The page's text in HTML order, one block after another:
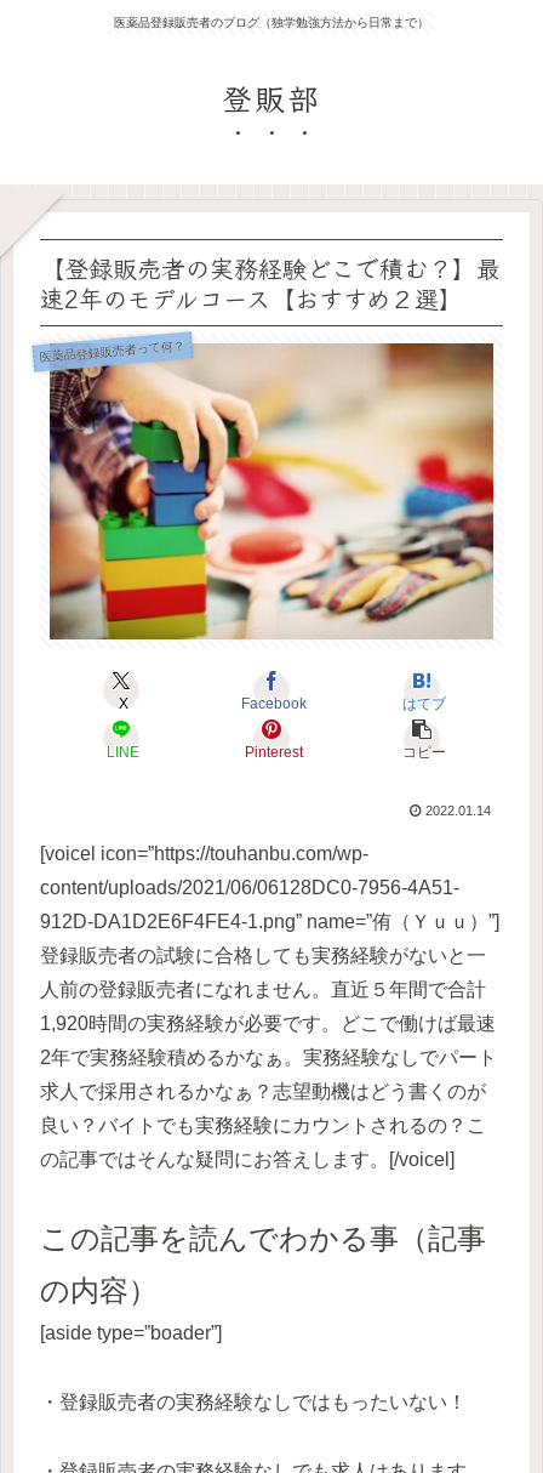
医薬品登録販売者のブログ（独学勉強方法から日常まで）
登販部
【登録販売者の実務経験どこで積む？】最
速2年のモデルコース【おすすめ２選】
医薬品登録販売者って何？
X Facebook はてブ
LINE Pinterest コピー
2022.01.14
[voicel icon=”https://touhanbu.com/wp-
content/uploads/2021/06/06128DC0-7956-4A51-
912D-DA1D2E6F4FE4-1.png” name=”侑（Ｙｕｕ）”]
登録販売者の試験に合格しても実務経験がないと一
人前の登録販売者になれません。直近５年間で合計
1,920時間の実務経験が必要です。どこで働けば最速
2年で実務経験積めるかなぁ。実務経験なしでパート
求人で採用されるかなぁ？志望動機はどう書くのが
良い？バイトでも実務経験にカウントされるの？こ
の記事ではそんな疑問にお答えします。[/voicel]
この記事を読んでわかる事（記事
の内容）
[aside type=”boader”]
・登録販売者の実務経験なしではもったいない！